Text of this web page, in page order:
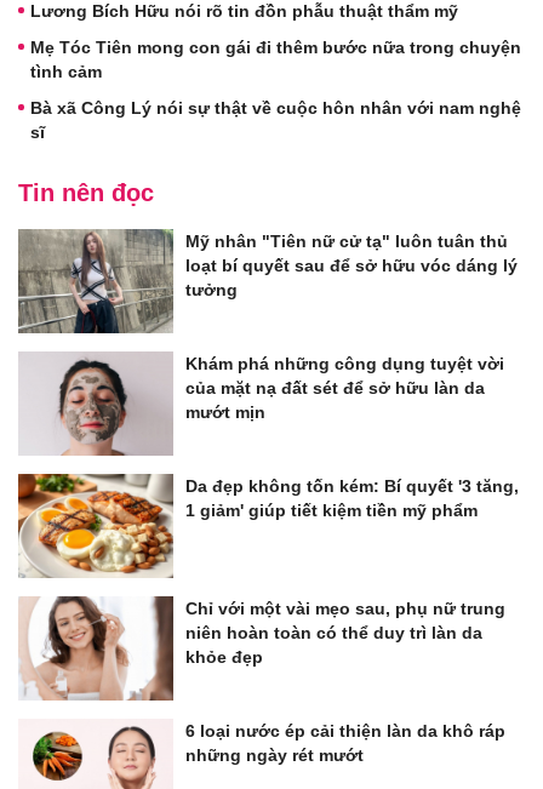
Lương Bích Hữu nói rõ tin đồn phẫu thuật thẩm mỹ
Mẹ Tóc Tiên mong con gái đi thêm bước nữa trong chuyện
tình cảm
Bà xã Công Lý nói sự thật về cuộc hôn nhân với nam nghệ
sĩ
Tin nên đọc
Mỹ nhân "Tiên nữ cử tạ" luôn tuân thủ
loạt bí quyết sau để sở hữu vóc dáng lý
tưởng
Khám phá những công dụng tuyệt vời
của mặt nạ đất sét để sở hữu làn da
mướt mịn
Da đẹp không tốn kém: Bí quyết '3 tăng,
1 giảm' giúp tiết kiệm tiền mỹ phẩm
Chỉ với một vài mẹo sau, phụ nữ trung
niên hoàn toàn có thể duy trì làn da
khỏe đẹp
6 loại nước ép cải thiện làn da khô ráp
những ngày rét mướt